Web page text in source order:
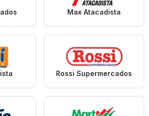
Max Atacadista
Rossi Supermercados